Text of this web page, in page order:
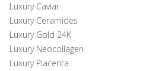
Luxury Caviar
Luxury Ceramides
Luxury Gold 24K
Luxury Neocollagen
Luxury Placenta